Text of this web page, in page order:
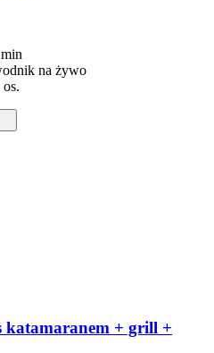
na żywo
katamaranem + grill +